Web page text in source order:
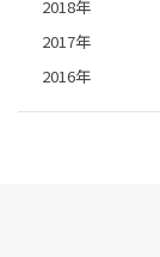
2018年
2017年
2016年